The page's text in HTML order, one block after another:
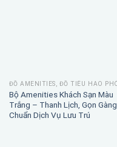
Bộ Amenities Khách Sạn Màu
Trắng – Thanh Lịch, Gọn Gàng,
Chuẩn Dịch Vụ Lưu Trú